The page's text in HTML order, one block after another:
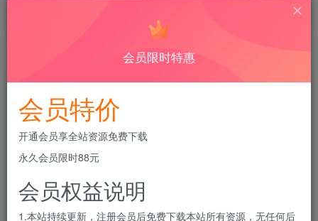
点赞 评论
会员限时特惠
会员特价
开通会员享全站资源免费下载
永久会员限时88元
会员权益说明
1.本站持续更新，注册会员后免费下载本站所有资源，无任何后